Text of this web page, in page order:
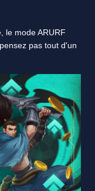
le mode ARURF
pas tout d'un